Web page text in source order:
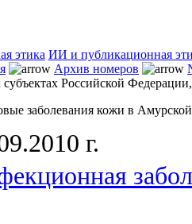
этика ИИ и публикационная
Архив номеров
субъектах Российской
заболевания кожи в
г.